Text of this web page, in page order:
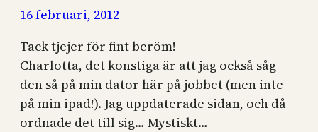
16 februari, 2012
Tack tjejer för fint beröm!
Charlotta, det konstiga är att jag också såg
den så på min dator här på jobbet (men inte
på min ipad!). Jag uppdaterade sidan, och då
ordnade det till sig… Mystiskt…